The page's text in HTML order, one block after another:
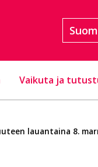
Vaikuta ja
lauantaina 8.